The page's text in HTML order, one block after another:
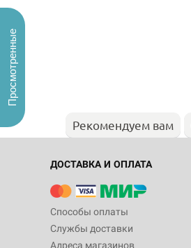
Рекомендуем вам
ДОСТАВКА И ОПЛАТА
Способы оплаты
Службы доставки
Адреса магазинов
Просмотренные